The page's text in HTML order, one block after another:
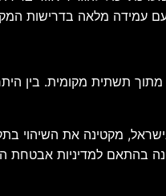
עם עמידה מלאה בדרישות
תשתית מקומית. בין
מקטינה את השיהוי
בהתאם למדיניות